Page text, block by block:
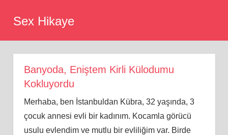
Sex Hikaye
Banyoda, Eniştem Kirli Külodumu
Kokluyordu
Merhaba, ben İstanbuldan Kübra, 32 yaşında, 3
çocuk annesi evli bir kadınım. Kocamla görücü
usulu evlendim ve mutlu bir evliliğim var. Birde